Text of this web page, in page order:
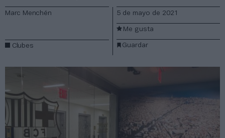
Marc Menchén
Clubes
5 de mayo de 2021
Guardar
Me gusta